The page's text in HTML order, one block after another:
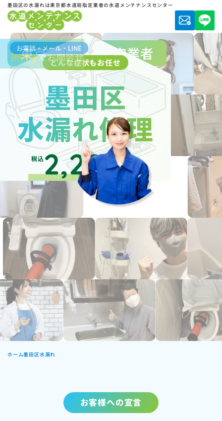
墨田区の水漏れは東京都水道局指定業者の水道メンテナンスセンター
東京都水道局指定業者
どんな症状もお任せ
墨田区
水漏れ修理
税込2,200円～
ホーム墨田区水漏れ
お客様への宣言
お電話・メール・LINE
無料でお問合せ